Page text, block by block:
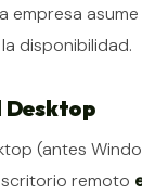
empresa
disponibilidad.
Desktop
(antes
remoto